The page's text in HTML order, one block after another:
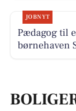
JOBNYT
Pædagog til
børnehaven